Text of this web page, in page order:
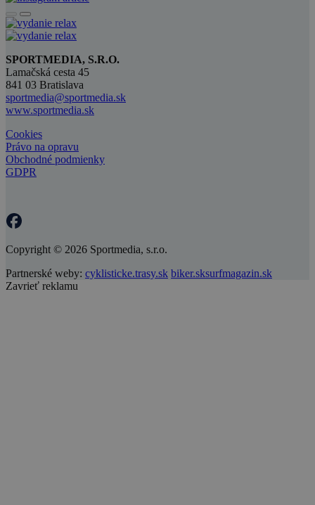
SPORTMEDIA, S.R.O.
Lamačská cesta 45
841 03 Bratislava
sportmedia@sportmedia.sk
www.sportmedia.sk
Cookies
Právo na opravu
Obchodné podmienky
GDPR
Copyright © 2026 Sportmedia, s.r.o.
Partnerské weby: cyklisticke.trasy.sk biker.sksurfmagazin.sk
Zavrieť reklamu